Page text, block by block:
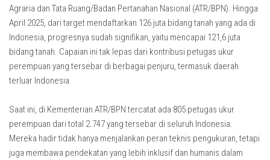
Agraria dan Tata Ruang/Badan Pertanahan Nasional (ATR/BPN). Hingga
April 2025, dari target mendaftarkan 126 juta bidang tanah yang ada di
Indonesia, progresnya sudah signifikan, yaitu mencapai 121,6 juta
bidang tanah. Capaian ini tak lepas dari kontribusi petugas ukur
perempuan yang tersebar di berbagai penjuru, termasuk daerah
terluar Indonesia.
Saat ini, di Kementerian ATR/BPN tercatat ada 805 petugas ukur
perempuan dari total 2.747 yang tersebar di seluruh Indonesia.
Mereka hadir tidak hanya menjalankan peran teknis pengukuran, tetapi
juga membawa pendekatan yang lebih inklusif dan humanis dalam